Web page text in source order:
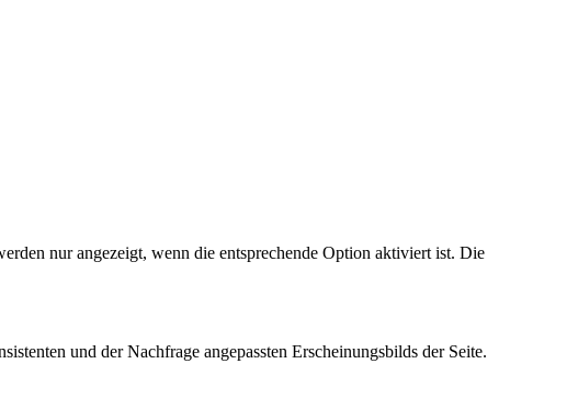
nur angezeigt, wenn die entsprechende Option aktiviert ist. Die
und der Nachfrage angepassten Erscheinungsbilds der Seite.